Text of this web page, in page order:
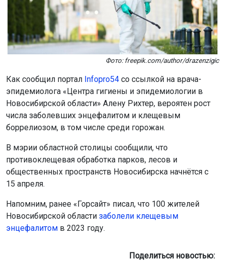
Фото: freepik.com/author/drazenzigic
Как сообщил портал Infopro54 со ссылкой на врача-
эпидемиолога «Центра гигиены и эпидемиологии в
Новосибирской области» Алену Рихтер, вероятен рост
числа заболевших энцефалитом и клещевым
боррелиозом, в том числе среди горожан.
В мэрии областной столицы сообщили, что
противоклещевая обработка парков, лесов и
общественных пространств Новосибирска начнётся с
15 апреля.
Напомним, ранее «Горсайт» писал, что 100 жителей
Новосибирской области заболели клещевым
энцефалитом в 2023 году.
Поделиться новостью: